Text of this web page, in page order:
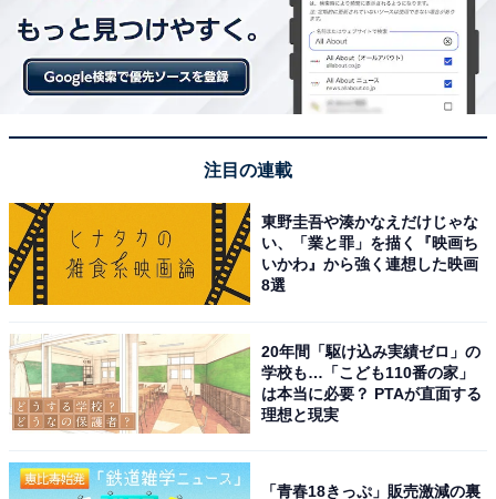
View this post on Instagram
注目の連載
東野圭吾や湊かなえだけじゃな
い、「業と罪」を描く『映画ち
いかわ』から強く連想した映画
8選
20年間「駆け込み実績ゼロ」の
学校も…「こども110番の家」
は本当に必要？ PTAが直面する
理想と現実
「青春18きっぷ」販売激減の裏